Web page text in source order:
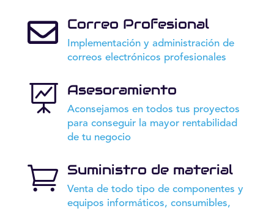
 Correo Profesional
Implementación y administración de
correos electrónicos profesionales
 Asesoramiento
Aconsejamos en todos tus proyectos
para conseguir la mayor rentabilidad
de tu negocio
 Suministro de material
Venta de todo tipo de componentes y
equipos informáticos, consumibles,